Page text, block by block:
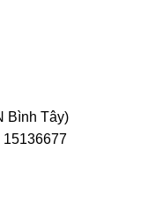
Bình Tây)